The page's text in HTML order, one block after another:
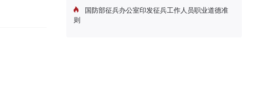
国防部征兵办公室印发征兵工作人员职业道德准
则